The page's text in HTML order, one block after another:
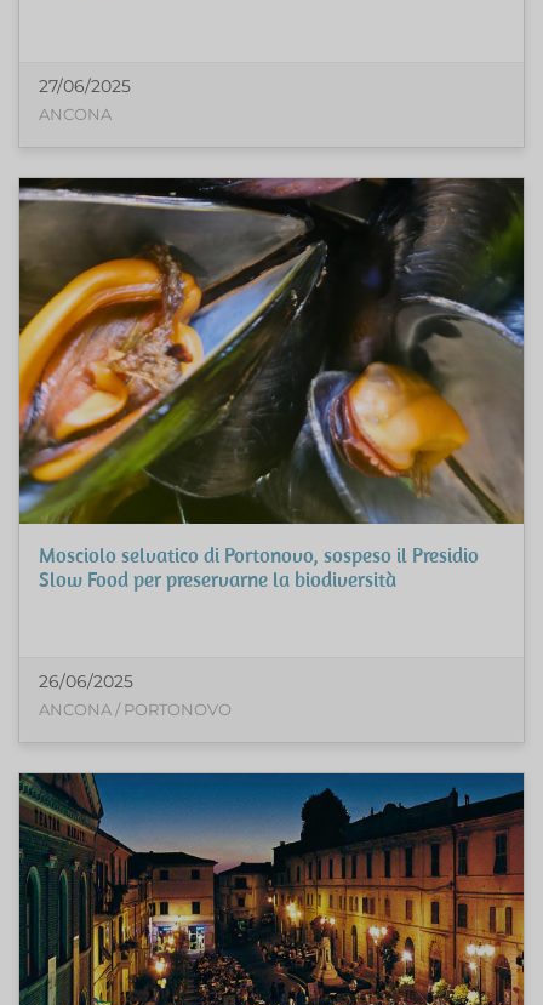
27/06/2025
ANCONA
Mosciolo selvatico di Portonovo, sospeso il Presidio
Slow Food per preservarne la biodiversità
26/06/2025
ANCONA / PORTONOVO